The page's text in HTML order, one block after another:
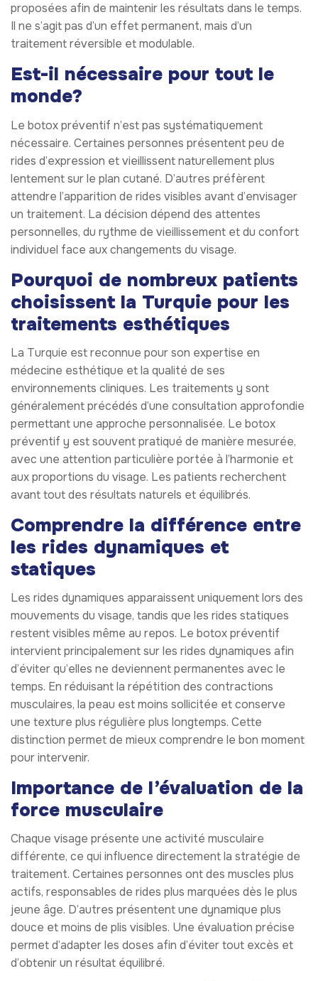
proposées afin de maintenir les résultats dans le temps.
Il ne s’agit pas d’un effet permanent, mais d’un
traitement réversible et modulable.
Est-il nécessaire pour tout le
monde?
Le botox préventif n’est pas systématiquement
nécessaire. Certaines personnes présentent peu de
rides d’expression et vieillissent naturellement plus
lentement sur le plan cutané. D’autres préfèrent
attendre l’apparition de rides visibles avant d’envisager
un traitement. La décision dépend des attentes
personnelles, du rythme de vieillissement et du confort
individuel face aux changements du visage.
Pourquoi de nombreux patients
choisissent la Turquie pour les
traitements esthétiques
La Turquie est reconnue pour son expertise en
médecine esthétique et la qualité de ses
environnements cliniques. Les traitements y sont
généralement précédés d’une consultation approfondie
permettant une approche personnalisée. Le botox
préventif y est souvent pratiqué de manière mesurée,
avec une attention particulière portée à l’harmonie et
aux proportions du visage. Les patients recherchent
avant tout des résultats naturels et équilibrés.
Comprendre la différence entre
les rides dynamiques et
statiques
Les rides dynamiques apparaissent uniquement lors des
mouvements du visage, tandis que les rides statiques
restent visibles même au repos. Le botox préventif
intervient principalement sur les rides dynamiques afin
d’éviter qu’elles ne deviennent permanentes avec le
temps. En réduisant la répétition des contractions
musculaires, la peau est moins sollicitée et conserve
une texture plus régulière plus longtemps. Cette
distinction permet de mieux comprendre le bon moment
pour intervenir.
Importance de l’évaluation de la
force musculaire
Chaque visage présente une activité musculaire
différente, ce qui influence directement la stratégie de
traitement. Certaines personnes ont des muscles plus
actifs, responsables de rides plus marquées dès le plus
jeune âge. D’autres présentent une dynamique plus
douce et moins de plis visibles. Une évaluation précise
permet d’adapter les doses afin d’éviter tout excès et
d’obtenir un résultat équilibré.